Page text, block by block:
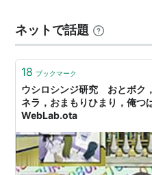
おまもりひまり 2 (角川コ
ネットで話題
18 ブックマーク
ウシロシンジ研究 おとボク
ネラ，おまもりひまり，俺つ
WebLab.ota